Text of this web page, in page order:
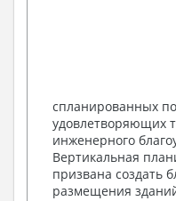
Фасады с
Элементы
Ведомость
Архитектурные
2. Конструктивный
Общие данные
Схемы
спланированных
удовлетворяющих
инженерного
Вертикальная
призвана создать
размещения